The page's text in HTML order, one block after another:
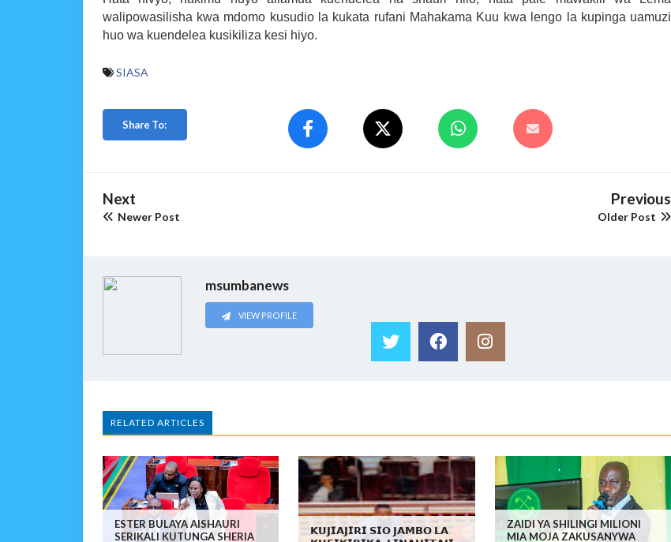
walipowasilisha kwa mdomo kusudio la kukata rufani Mahakama Kuu kwa lengo la kupinga uamuzi
huo wa kuendelea kusikiliza kesi hiyo.
SIASA
Share To:
Next
Newer Post
Previous
Older Post
msumbanews
VIEW PROFILE
RELATED ARTICLES
ESTER BULAYA AISHAURI
SERIKALI KUTUNGA SHERIA
𝗞𝗨𝗝𝗜𝗔𝗝𝗜𝗥𝗜 𝗦𝗜𝗢 𝗝𝗔𝗠𝗕𝗢 𝗟𝗔
ZAIDI YA SHILINGI MILIONI
MIA MOJA ZAKUSANYWA